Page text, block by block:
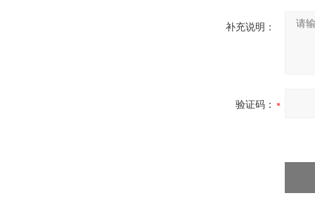
补充说明：
验证码：